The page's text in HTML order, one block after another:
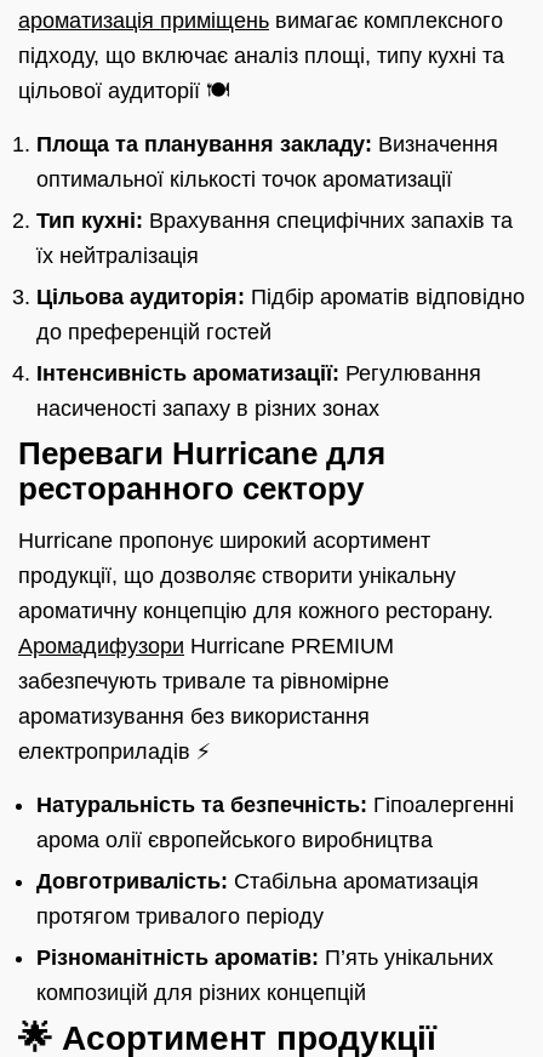
ароматизація приміщень вимагає комплексного
підходу, що включає аналіз площі, типу кухні та
цільової аудиторії 🍽️
Площа та планування закладу: Визначення
оптимальної кількості точок ароматизації
Тип кухні: Врахування специфічних запахів та
їх нейтралізація
Цільова аудиторія: Підбір ароматів відповідно
до преференцій гостей
Інтенсивність ароматизації: Регулювання
насиченості запаху в різних зонах
Переваги Hurricane для
ресторанного сектору
Hurricane пропонує широкий асортимент
продукції, що дозволяє створити унікальну
ароматичну концепцію для кожного ресторану.
Аромадифузори Hurricane PREMIUM
забезпечують тривале та рівномірне
ароматизування без використання
електроприладів ⚡
Натуральність та безпечність: Гіпоалергенні
арома олії європейського виробництва
Довготривалість: Стабільна ароматизація
протягом тривалого періоду
Різноманітність ароматів: П’ять унікальних
композицій для різних концепцій
🌟 Асортимент продукції